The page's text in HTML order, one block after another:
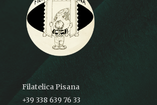
Filatelica Pisana
+39 338 639 76 33